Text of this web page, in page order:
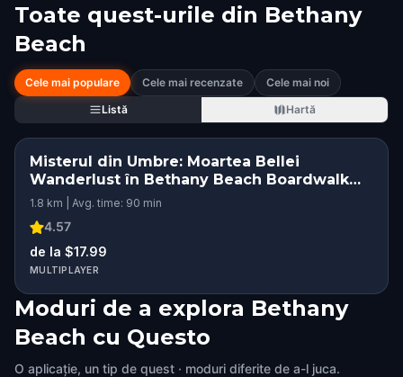
Toate quest-urile din Bethany
Beach
Cele mai populare Cele mai recenzate
Cele mai noi
Listă
Hartă
Misterul din Umbre: Moartea Bellei
Wanderlust în Bethany Beach Boardwalk
Bethany Beach
1.8 km | Avg. time: 90 min
4.57
de la $17.99
MULTIPLAYER
Moduri de a explora Bethany
Beach cu Questo
O aplicație, un tip de quest · moduri diferite de a-l juca.